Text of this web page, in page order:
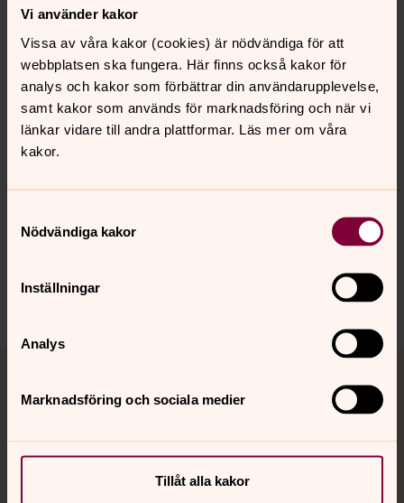
Vi använder kakor
Vissa av våra kakor (cookies) är nödvändiga för att
webbplatsen ska fungera. Här finns också kakor för
analys och kakor som förbättrar din användarupplevelse,
samt kakor som används för marknadsföring och när vi
länkar vidare till andra plattformar. Läs mer om våra
kakor.
Nödvändiga kakor
Inställningar
Analys
Marknadsföring och sociala medier
Tillåt alla kakor
Strömsunds gamla kyrkogård
Strömsunds kyrkas kyrkogård
Synpunkter eller frågor på sidans
stromsunds.pastorat@svenskakyrkan.se
Tillbaka till toppen
Tillbaka till innehållet
Kontakt